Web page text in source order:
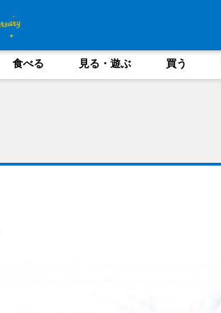
食べる 見る・遊ぶ 買う